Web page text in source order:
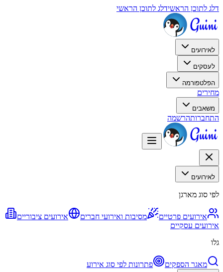
דלג לתוכן הראשידלג לתוכן הראשי
לאירועים
לעסקים
הפלטפורמה
מחירים
משאבים
התחברותהרשמה
לאירועים
לפי סוג מארגן
אירועים פרטיים מסיבות ואירועי חברים
אירועים ציבוריים
אירועים עסקיים
גלו
מאגר הספקים פתרונות לפי סוג אירוע